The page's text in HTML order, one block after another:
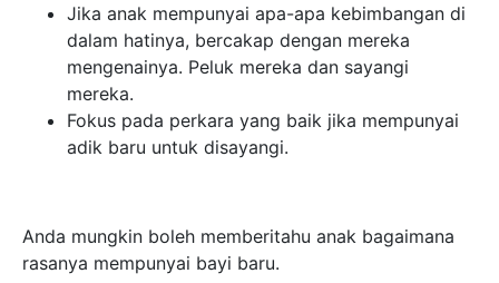
Jika anak mempunyai apa-apa kebimbangan di
dalam hatinya, bercakap dengan mereka
mengenainya. Peluk mereka dan sayangi
mereka.
Fokus pada perkara yang baik jika mempunyai
adik baru untuk disayangi.
Anda mungkin boleh memberitahu anak bagaimana
rasanya mempunyai bayi baru.